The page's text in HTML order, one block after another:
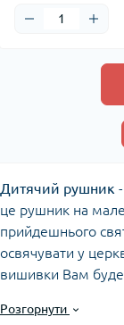
Дитячий рушник
це рушник на
прийдешнього
освячувати у
вишивки Вам буде
Розгорнути